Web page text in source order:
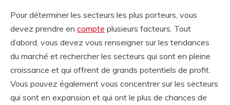
Pour déterminer les secteurs les plus porteurs, vous
devez prendre en compte plusieurs facteurs. Tout
d’abord, vous devez vous renseigner sur les tendances
du marché et rechercher les secteurs qui sont en pleine
croissance et qui offrent de grands potentiels de profit.
Vous pouvez également vous concentrer sur les secteurs
qui sont en expansion et qui ont le plus de chances de